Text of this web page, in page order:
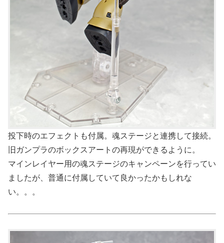
投下時のエフェクトも付属。魂ステージと連携して接続。
旧ガンプラのボックスアートの再現ができるように。
マインレイヤー用の魂ステージのキャンペーンを行ってい
ましたが、普通に付属していて良かったかもしれな
い。。。